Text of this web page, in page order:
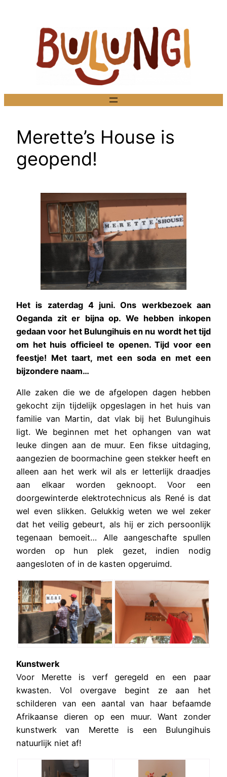
Merette’s House is
geopend!
Het is zaterdag 4 juni. Ons werkbezoek aan
Oeganda zit er bijna op. We hebben inkopen
gedaan voor het Bulungihuis en nu wordt het tijd
om het huis officieel te openen. Tijd voor een
feestje! Met taart, met een soda en met een
bijzondere naam…
Alle zaken die we de afgelopen dagen hebben
gekocht zijn tijdelijk opgeslagen in het huis van
familie van Martin, dat vlak bij het Bulungihuis
ligt. We beginnen met het ophangen van wat
leuke dingen aan de muur. Een fikse uitdaging,
aangezien de boormachine geen stekker heeft en
alleen aan het werk wil als er letterlijk draadjes
aan elkaar worden geknoopt. Voor een
doorgewinterde elektrotechnicus als René is dat
wel even slikken. Gelukkig weten we wel zeker
dat het veilig gebeurt, als hij er zich persoonlijk
tegenaan bemoeit… Alle aangeschafte spullen
worden op hun plek gezet, indien nodig
aangesloten of in de kasten opgeruimd.
Kunstwerk
Voor Merette is verf geregeld en een paar
kwasten. Vol overgave begint ze aan het
schilderen van een aantal van haar befaamde
Afrikaanse dieren op een muur. Want zonder
kunstwerk van Merette is een Bulungihuis
natuurlijk niet af!